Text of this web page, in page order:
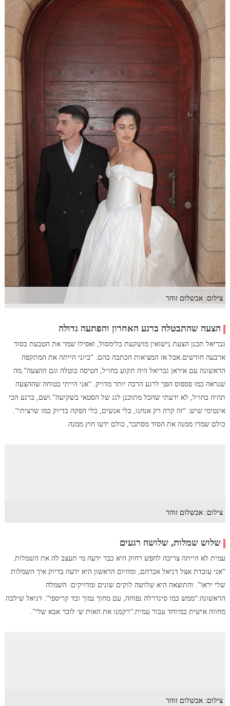
צילום: אבשלום זוהר
הצעה שהתבטלה ברגע האחרון והפתעה גדולה
גבריאל תכנן הצעת נישואין מושקעת בלימסול, ואפילו שמר את הטבעת בסוד
ארבעה חודשים.אבל אז המציאות הכתבה בהם. “ביוני הייתה את המתקפה
הראשונה עם איראן גבריאל היה תקוע בחו״ל, הטיסה בוטלה וגם ההצעה”.מה
שנראה כמו פספוס הפך לרגע הרבה יותר מדויק. “אני הייתי בטוחה שההצעה
תהיה בחו״ל, לא ידעתי שהכל מתוכנן לגג של הסטאי בשקיעה”.ושם, ברגע הכי
אינטימי שיש: “זה קרה רק אנחנו, בלי אנשים, בלי הפקה בדיוק כמו שרציתי”.
כולם שמרו ממנה את הסוד מסתבר, כולם ידעו חוץ ממנה.
צילום: אבשלום זוהר
שלוש שמלות, שלושה רגעים
עמית לא הייתה צריכה לחפש רחוק היא כבר ידעה מי תעצב לה את השמלות.
“אני עובדת אצל דניאל אברהם, ומהיום הראשון היא ידעה בדיוק איך השמלות
שלי יראו”. והתוצאה היא שלושה לוקים שונים ומדויקים: השמלה
הראשונה:“ממש כמו סינדרלה נפוחה, עם מחוך נמוך ובד קריספי”. דניאל שילבה
מחווה אישית במיוחד עבור עמית:“רקמנו את האות ש׳ לזכר אבא שלי”.
צילום: אבשלום זוהר